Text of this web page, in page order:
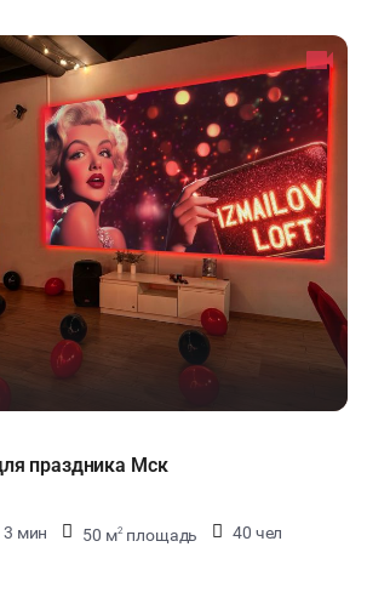
праздника Мск
3 мин 50 м2 площадь
40 чел